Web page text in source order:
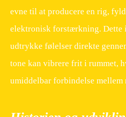
evne til at producere en rig,
elektronisk forstærkning. Dette
udtrykke følelser direkte
tone kan vibrere frit i rummet,
umiddelbar forbindelse mellem